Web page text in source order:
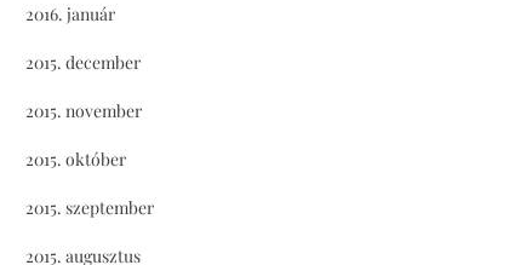
2016. január
2015. december
2015. november
2015. október
2015. szeptember
2015. augusztus